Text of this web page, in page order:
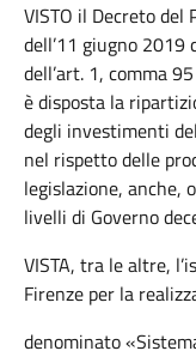
VISTO il Decreto
dell’11 giugno
dell’art. 1, comma
è disposta la
degli investimenti
nel rispetto delle
legislazione, anche,
livelli di Governo
VISTA, tra le altre,
Firenze per la
denominato